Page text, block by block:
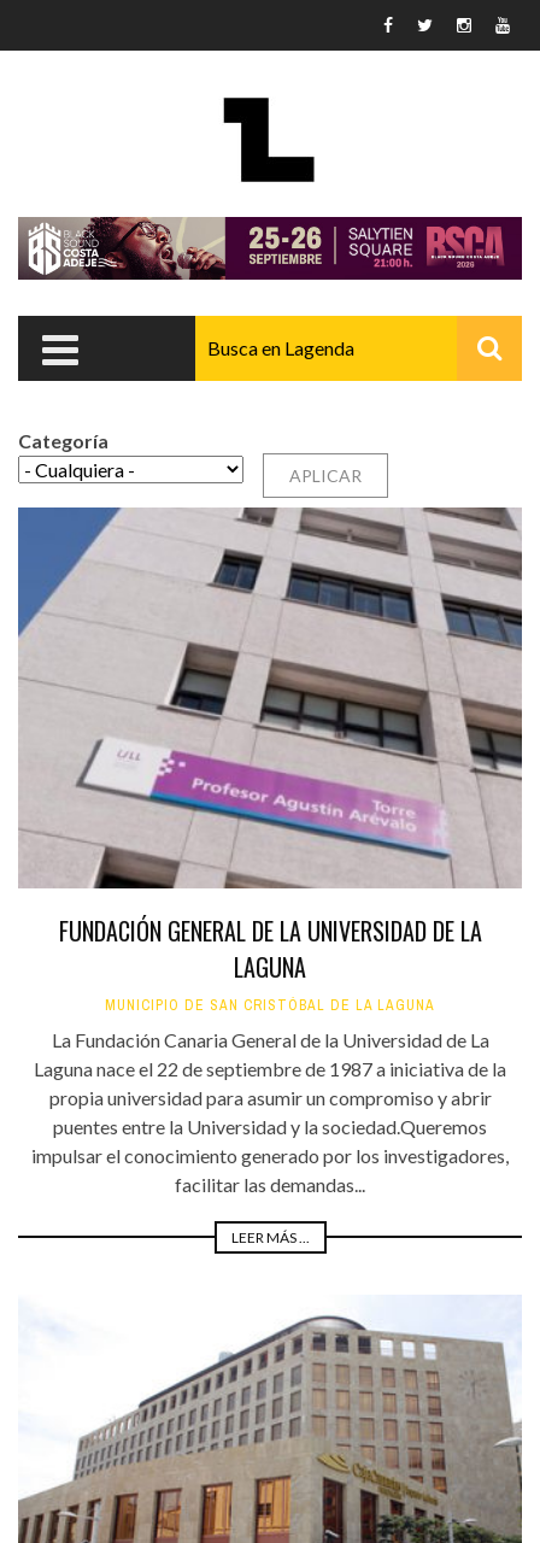
Categoría
FUNDACIÓN GENERAL DE LA UNIVERSIDAD DE LA
LAGUNA
MUNICIPIO DE SAN CRISTÓBAL DE LA LAGUNA
La Fundación Canaria General de la Universidad de La
Laguna nace el 22 de septiembre de 1987 a iniciativa de la
propia universidad para asumir un compromiso y abrir
puentes entre la Universidad y la sociedad.Queremos
impulsar el conocimiento generado por los investigadores,
facilitar las demandas...
LEER MÁS ...